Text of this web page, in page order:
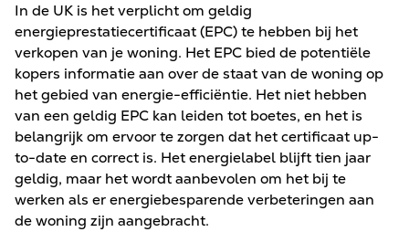
In de UK is het verplicht om geldig
energieprestatiecertificaat (EPC) te hebben bij het
verkopen van je woning. Het EPC bied de potentiële
kopers informatie aan over de staat van de woning op
het gebied van energie-efficiëntie. Het niet hebben
van een geldig EPC kan leiden tot boetes, en het is
belangrijk om ervoor te zorgen dat het certificaat up-
to-date en correct is. Het energielabel blijft tien jaar
geldig, maar het wordt aanbevolen om het bij te
werken als er energiebesparende verbeteringen aan
de woning zijn aangebracht.